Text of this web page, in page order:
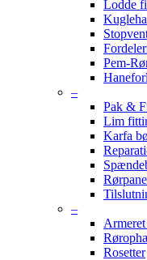
Lodde
Pem-
–
Pak &
Lim
Karfa
–
Rosetter